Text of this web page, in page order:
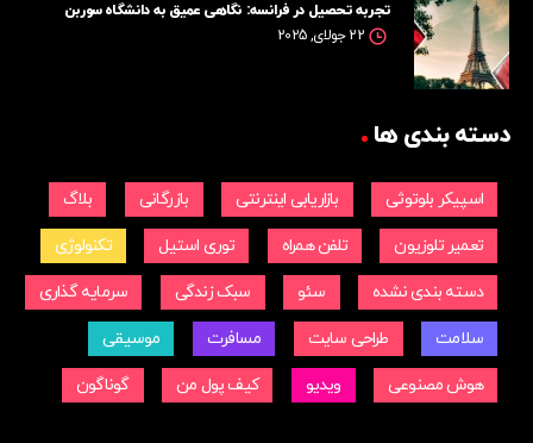
تجربه تحصیل در فرانسه: نگاهی عمیق به دانشگاه سوربن
22 جولای, 2025
دسته بندی ها
اسپیکر بلوتوثی بازاریابی اینترنتی بازرگانی بلاگ
تعمیر تلوزیون تلفن همراه توری استیل تکنولوژی
دسته بندی نشده سئو سبک زندگی سرمایه گذاری
سلامت طراحی سایت مسافرت موسیقی
هوش مصنوعی ویدیو کیف پول من گوناگون